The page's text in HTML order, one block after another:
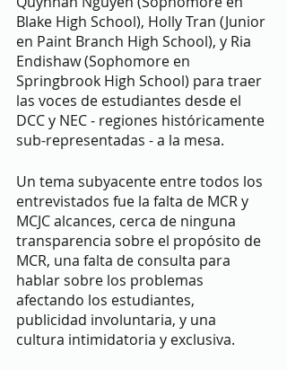
Blake High School), Holly Tran (Junior
en Paint Branch High School), y Ria
Endishaw (Sophomore en
Springbrook High School) para traer
las voces de estudiantes desde el
DCC y NEC - regiones históricamente
sub-representadas - a la mesa.
Un tema subyacente entre todos los
entrevistados fue la falta de MCR y
MCJC alcances, cerca de ninguna
transparencia sobre el propósito de
MCR, una falta de consulta para
hablar sobre los problemas
afectando los estudiantes,
publicidad involuntaria, y una
cultura intimidatoria y exclusiva.